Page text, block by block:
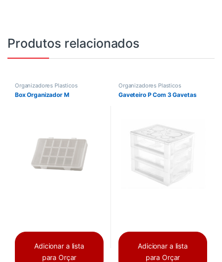
Produtos relacionados
Organizadores Plasticos
Box Organizador M
Adicionar a lista
para Orçar
Organizadores Plasticos
Gaveteiro P Com 3 Gavetas
Adicionar a lista
para Orçar